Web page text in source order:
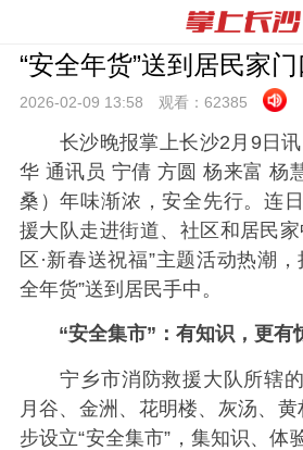
“安全年货”送到居民家门
2026-02-09 13:58 观看： 62385
长沙晚报掌上长沙2月9日讯
华 通讯员 宁倩 方圆 杨来富 杨
桑）年味渐浓，安全先行。连
援大队走进街道、社区和居民
区·新春送祝福”主题活动热潮
全年货”送到居民手中。
“安全集市”：有知识，更有
宁乡市消防救援大队所辖的
月谷、金洲、花明楼、灰汤、
步设立“安全集市”，集知识、体